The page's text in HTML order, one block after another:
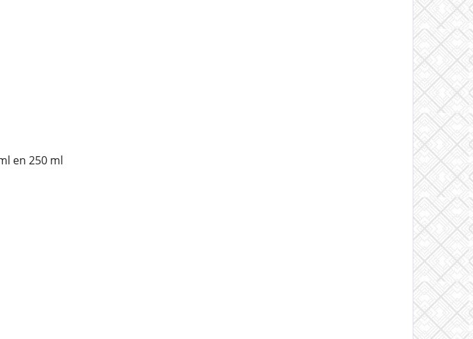
en 250 ml